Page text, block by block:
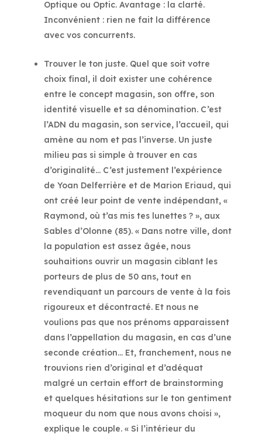
Optique ou Optic. Avantage : la clarté.
Inconvénient : rien ne fait la différence
avec vos concurrents.
Trouver le ton juste. Quel que soit votre
choix final, il doit exister une cohérence
entre le concept magasin, son offre, son
identité visuelle et sa dénomination. C’est
l’ADN du magasin, son service, l’accueil, qui
amène au nom et pas l’inverse. Un juste
milieu pas si simple à trouver en cas
d’originalité… C’est justement l’expérience
de Yoan Delferrière et de Marion Eriaud, qui
ont créé leur point de vente indépendant, «
Raymond, où t’as mis tes lunettes ? », aux
Sables d’Olonne (85). « Dans notre ville, dont
la population est assez âgée, nous
souhaitions ouvrir un magasin ciblant les
porteurs de plus de 50 ans, tout en
revendiquant un parcours de vente à la fois
rigoureux et décontracté. Et nous ne
voulions pas que nos prénoms apparaissent
dans l’appellation du magasin, en cas d’une
seconde création… Et, franchement, nous ne
trouvions rien d’original et d’adéquat
malgré un certain effort de brainstorming
et quelques hésitations sur le ton gentiment
moqueur du nom que nous avons choisi »,
explique le couple. « Si l’intérieur du